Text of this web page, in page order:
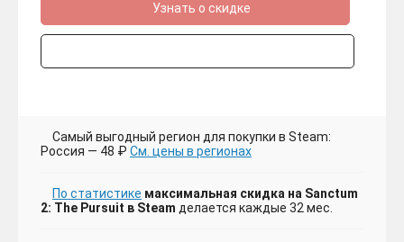
Узнать о скидке
Самый выгодный регион для покупки в Steam:
Россия — 48 ₽ См. цены в регионах
По статистике максимальная скидка на Sanctum
2: The Pursuit в Steam делается каждые 32 мес.